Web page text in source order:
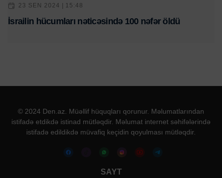
23 SEN 2024 | 15:48
İsrailin hücumları nəticəsində 100 nəfər öldü
© 2024 Den.az. Müəllif hüquqları qorunur. Məlumatlarından
istifadə etdikdə istinad mütləqdir. Məlumat internet səhifələrində
istifadə edildikdə müvafiq keçidin qoyulması mütləqdir.
SAYT